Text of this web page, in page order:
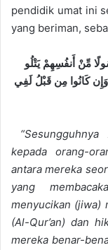
pendidik umat ini
yang beriman,
مِّنْ أَنفُسِهِمْ يَتْلُو
وَإِن كَانُوا مِن قَبْلُ لَفِي
kepada orang-
antara mereka
yang
menyucikan (jiwa)
(Al-Qur’an) dan
mereka benar-